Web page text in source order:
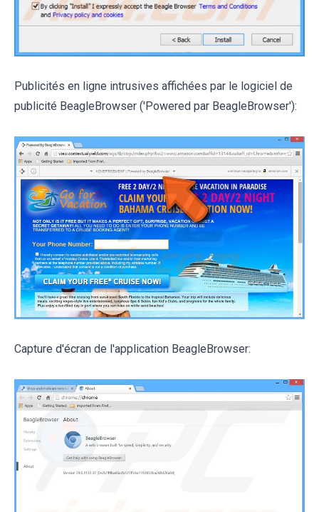
Publicités en ligne intrusives affichées par le logiciel de
publicité BeagleBrowser ('Powered par BeagleBrowser'):
Capture d'écran de l'application BeagleBrowser: